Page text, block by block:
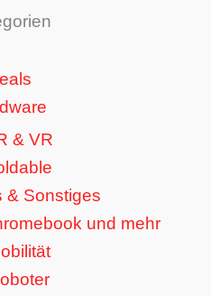
& VR
& Sonstiges
und mehr